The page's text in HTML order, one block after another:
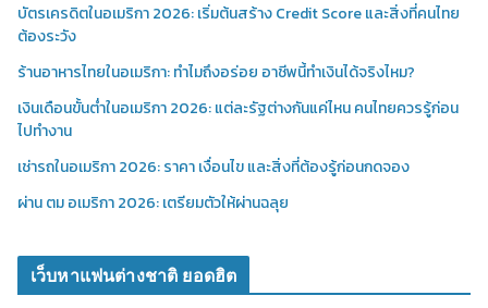
บัตรเครดิตในอเมริกา 2026: เริ่มต้นสร้าง Credit Score และสิ่งที่คนไทย
ต้องระวัง
ร้านอาหารไทยในอเมริกา: ทำไมถึงอร่อย อาชีพนี้ทำเงินได้จริงไหม?
เงินเดือนขั้นต่ำในอเมริกา 2026: แต่ละรัฐต่างกันแค่ไหน คนไทยควรรู้ก่อน
ไปทำงาน
เช่ารถในอเมริกา 2026: ราคา เงื่อนไข และสิ่งที่ต้องรู้ก่อนกดจอง
ผ่าน ตม อเมริกา 2026: เตรียมตัวให้ผ่านฉลุย
เว็บหาแฟนต่างชาติ ยอดฮิต